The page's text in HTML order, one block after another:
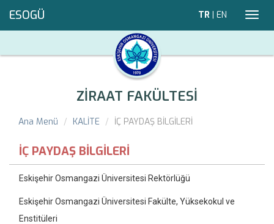
ESOGÜ TR | EN
ZİRAAT FAKÜLTESİ
Ana Menü KALİTE İÇ PAYDAŞ BİLGİLERİ
İÇ PAYDAŞ BİLGİLERİ
Eskişehir Osmangazi Üniversitesi Rektörlüğü
Eskişehir Osmangazi Üniversitesi Fakülte, Yüksekokul ve
Enstitüleri